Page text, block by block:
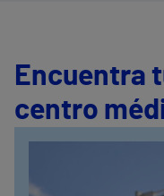
Encuentra
centro